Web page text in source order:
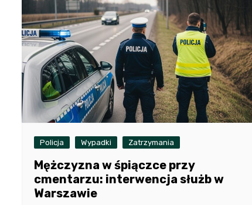
Policja Wypadki Zatrzymania
Mężczyzna w śpiączce przy
cmentarzu: interwencja służb w
Warszawie